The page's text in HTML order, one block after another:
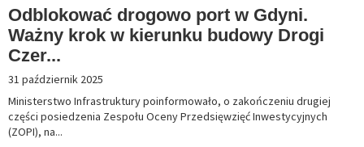
Odblokować drogowo port w Gdyni.
Ważny krok w kierunku budowy Drogi
Czer...
31 październik 2025
Ministerstwo Infrastruktury poinformowało, o zakończeniu drugiej
części posiedzenia Zespołu Oceny Przedsięwzięć Inwestycyjnych
(ZOPI), na...